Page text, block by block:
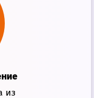
из